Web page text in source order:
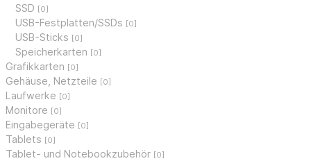
SSD [0]
USB-Festplatten/SSDs [0]
USB-Sticks [0]
Speicherkarten [0]
Grafikkarten [0]
Gehäuse, Netzteile [0]
Laufwerke [0]
Monitore [0]
Eingabegeräte [0]
Tablets [0]
Tablet- und Notebookzubehör [0]